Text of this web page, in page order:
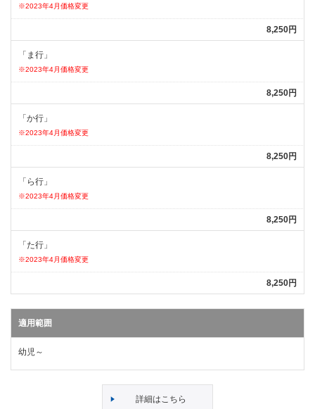
※2023年4月価格変更
8,250円
「ま行」
※2023年4月価格変更
8,250円
「か行」
※2023年4月価格変更
8,250円
「ら行」
※2023年4月価格変更
8,250円
「た行」
※2023年4月価格変更
8,250円
適用範囲
幼児～
詳細はこちら